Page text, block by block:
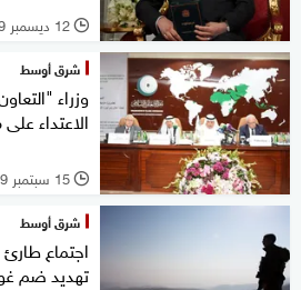
l 12 ديسمبر 2019
شرق أوسط
وزراء
الاعتداء
l 15 سبتمبر 2019
شرق أوسط
اجتماع
تهديد ضم